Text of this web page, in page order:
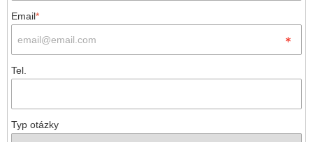
Email*
Tel.
Typ otázky